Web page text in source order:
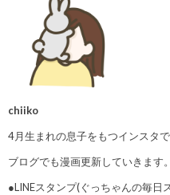
chiiko
4月生まれの息子をもつインスタ
ブログでも漫画更新していきます。
●LINEスタンプ(ぐっちゃんの毎日